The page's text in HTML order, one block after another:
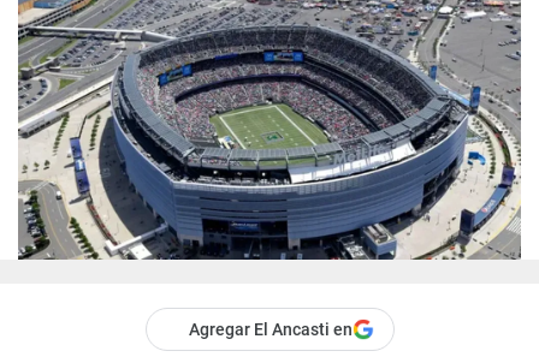
Agregar El Ancasti en